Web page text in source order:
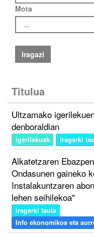
Mota
Iragazi
Titulua
Ultzamako
denboraldian
igerilekuak iragarki
Alkatetzaren
Ondasunen gaineko
Instalakuntzaren
lehen seihilekoa"
iragarki taula
Info ekonomikoa eta